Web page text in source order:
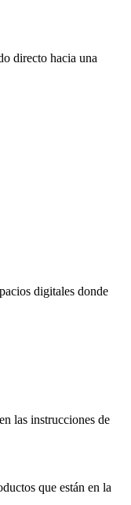
directo hacia una
digitales donde
las instrucciones de
que están en la